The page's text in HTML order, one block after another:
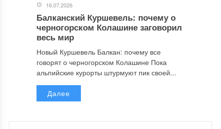
16.07.2026
Балканский Куршевель: почему о
черногорском Колашине заговорил
весь мир
Новый Куршевель Балкан: почему все
говорят о черногорском Колашине Пока
альпийские курорты штурмуют пик своей...
Далее